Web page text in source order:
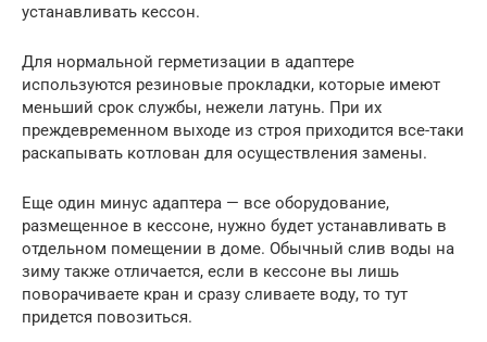
устанавливать кессон.
Для нормальной герметизации в адаптере
используются резиновые прокладки, которые имеют
меньший срок службы, нежели латунь. При их
преждевременном выходе из строя приходится все-таки
раскапывать котлован для осуществления замены.
Еще один минус адаптера — все оборудование,
размещенное в кессоне, нужно будет устанавливать в
отдельном помещении в доме. Обычный слив воды на
зиму также отличается, если в кессоне вы лишь
поворачиваете кран и сразу сливаете воду, то тут
придется повозиться.